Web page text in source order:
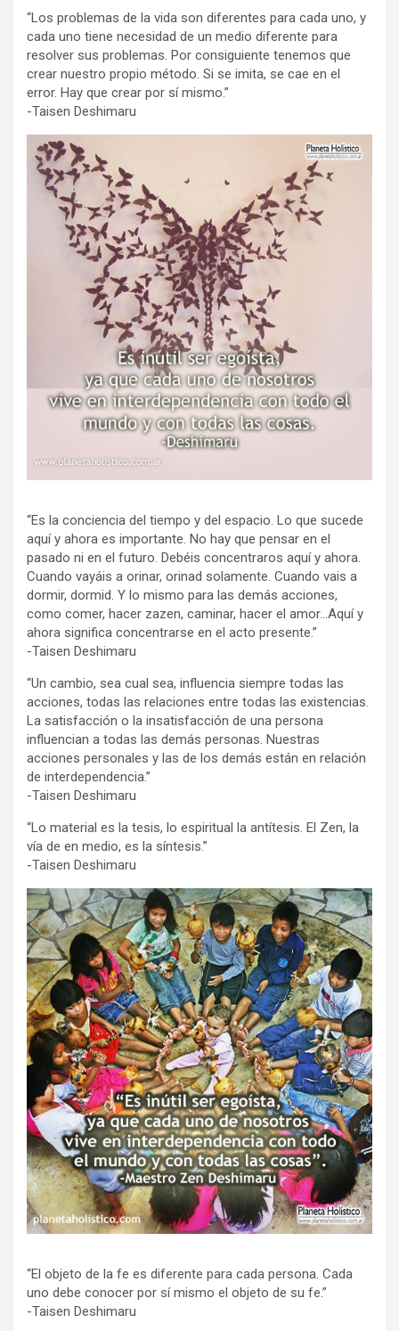
“Los problemas de la vida son diferentes para cada uno, y
cada uno tiene necesidad de un medio diferente para
resolver sus problemas. Por consiguiente tenemos que
crear nuestro propio método. Si se imita, se cae en el
error. Hay que crear por sí mismo.”
-Taisen Deshimaru
“Es la conciencia del tiempo y del espacio. Lo que sucede
aquí y ahora es importante. No hay que pensar en el
pasado ni en el futuro. Debéis concentraros aquí y ahora.
Cuando vayáis a orinar, orinad solamente. Cuando vais a
dormir, dormid. Y lo mismo para las demás acciones,
como comer, hacer zazen, caminar, hacer el amor…Aquí y
ahora significa concentrarse en el acto presente.”
-Taisen Deshimaru
“Un cambio, sea cual sea, influencia siempre todas las
acciones, todas las relaciones entre todas las existencias.
La satisfacción o la insatisfacción de una persona
influencian a todas las demás personas. Nuestras
acciones personales y las de los demás están en relación
de interdependencia.”
-Taisen Deshimaru
“Lo material es la tesis, lo espiritual la antítesis. El Zen, la
vía de en medio, es la síntesis.”
-Taisen Deshimaru
“El objeto de la fe es diferente para cada persona. Cada
uno debe conocer por sí mismo el objeto de su fe.”
-Taisen Deshimaru